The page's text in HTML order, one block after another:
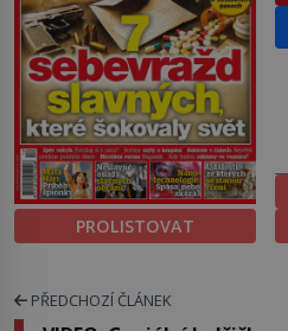
PROLISTOVAT
PŘEDCHOZÍ ČLÁNEK